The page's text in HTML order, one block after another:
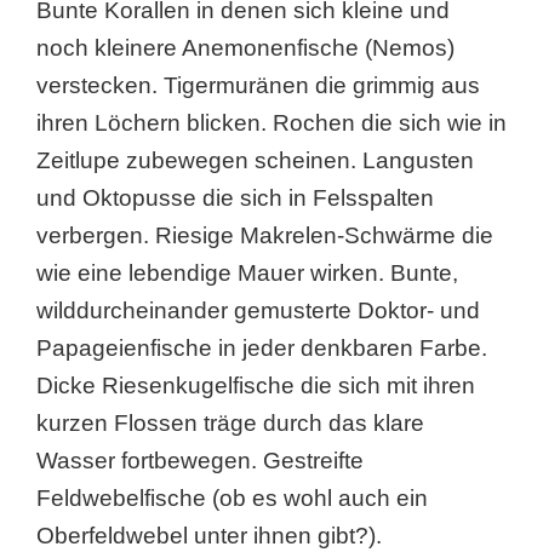
Bunte Korallen in denen sich kleine und
noch kleinere Anemonenfische (Nemos)
verstecken. Tigermuränen die grimmig aus
ihren Löchern blicken. Rochen die sich wie in
Zeitlupe zubewegen scheinen. Langusten
und Oktopusse die sich in Felsspalten
verbergen. Riesige Makrelen-Schwärme die
wie eine lebendige Mauer wirken. Bunte,
wilddurcheinander gemusterte Doktor- und
Papageienfische in jeder denkbaren Farbe.
Dicke Riesenkugelfische die sich mit ihren
kurzen Flossen träge durch das klare
Wasser fortbewegen. Gestreifte
Feldwebelfische (ob es wohl auch ein
Oberfeldwebel unter ihnen gibt?).